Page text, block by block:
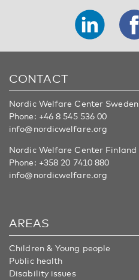
CONTACT
Nordic Welfare Center Sweden
Phone: +46 8 545 536 00
info@nordicwelfare.org
Nordic Welfare Center Finland
Phone: +358 20 7410 880
info@nordicwelfare.org
AREAS
Children & Young people
Public health
Disability issues